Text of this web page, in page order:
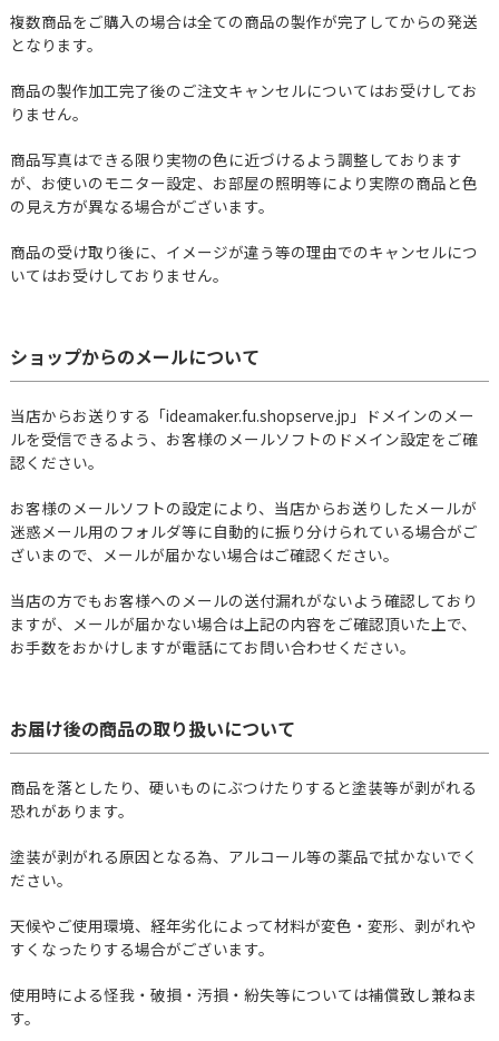
複数商品をご購入の場合は全ての商品の製作が完了してからの発送
となります。
商品の製作加工完了後のご注文キャンセルについてはお受けしてお
りません。
商品写真はできる限り実物の色に近づけるよう調整しております
が、お使いのモニター設定、お部屋の照明等により実際の商品と色
の見え方が異なる場合がございます。
商品の受け取り後に、イメージが違う等の理由でのキャンセルにつ
いてはお受けしておりません。
ショップからのメールについて
当店からお送りする「ideamaker.fu.shopserve.jp」ドメインのメー
ルを受信できるよう、お客様のメールソフトのドメイン設定をご確
認ください。
お客様のメールソフトの設定により、当店からお送りしたメールが
迷惑メール用のフォルダ等に自動的に振り分けられている場合がご
ざいまので、メールが届かない場合はご確認ください。
当店の方でもお客様へのメールの送付漏れがないよう確認しており
ますが、メールが届かない場合は上記の内容をご確認頂いた上で、
お手数をおかけしますが電話にてお問い合わせください。
お届け後の商品の取り扱いについて
商品を落としたり、硬いものにぶつけたりすると塗装等が剥がれる
恐れがあります。
塗装が剥がれる原因となる為、アルコール等の薬品で拭かないでく
ださい。
天候やご使用環境、経年劣化によって材料が変色・変形、剥がれや
すくなったりする場合がございます。
使用時による怪我・破損・汚損・紛失等については補償致し兼ねま
す。